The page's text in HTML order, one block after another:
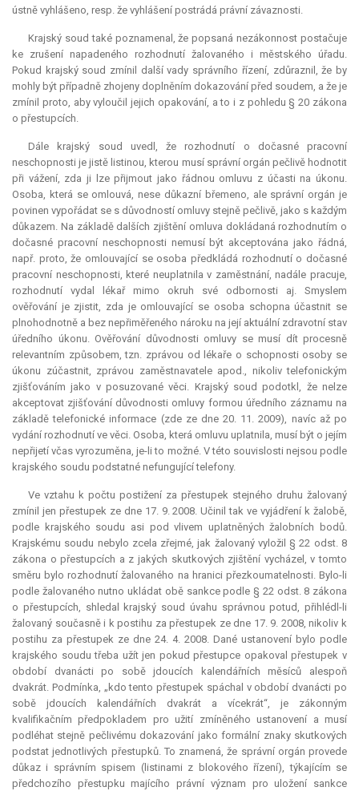
ústně vyhlášeno, resp. že vyhlášení postrádá právní závaznosti.
Krajský soud také poznamenal, že popsaná nezákonnost postačuje
ke zrušení napadeného rozhodnutí žalovaného i městského úřadu.
Pokud krajský soud zmínil další vady správního řízení, zdůraznil, že by
mohly být případně zhojeny doplněním dokazování před soudem, a že je
zmínil proto, aby vyloučil jejich opakování, a to i z pohledu § 20 zákona
o přestupcích.
Dále krajský soud uvedl, že rozhodnutí o dočasné pracovní
neschopnosti je jistě listinou, kterou musí správní orgán pečlivě hodnotit
při vážení, zda ji lze přijmout jako řádnou omluvu z účasti na úkonu.
Osoba, která se omlouvá, nese důkazní břemeno, ale správní orgán je
povinen vypořádat se s důvodností omluvy stejně pečlivě, jako s každým
důkazem. Na základě dalších zjištění omluva dokládaná rozhodnutím o
dočasné pracovní neschopnosti nemusí být akceptována jako řádná,
např. proto, že omlouvající se osoba předkládá rozhodnutí o dočasné
pracovní neschopnosti, které neuplatnila v zaměstnání, nadále pracuje,
rozhodnutí vydal lékař mimo okruh své odbornosti aj. Smyslem
ověřování je zjistit, zda je omlouvající se osoba schopna účastnit se
plnohodnotně a bez nepřiměřeného nároku na její aktuální zdravotní stav
úředního úkonu. Ověřování důvodnosti omluvy se musí dít procesně
relevantním způsobem, tzn. zprávou od lékaře o schopnosti osoby se
úkonu zúčastnit, zprávou zaměstnavatele apod., nikoliv telefonickým
zjišťováním jako v posuzované věci. Krajský soud podotkl, že nelze
akceptovat zjišťování důvodnosti omluvy formou úředního záznamu na
základě telefonické informace (zde ze dne 20. 11. 2009), navíc až po
vydání rozhodnutí ve věci. Osoba, která omluvu uplatnila, musí být o jejím
nepřijetí včas vyrozuměna, je-li to možné. V této souvislosti nejsou podle
krajského soudu podstatné nefungující telefony.
Ve vztahu k počtu postižení za přestupek stejného druhu žalovaný
zmínil jen přestupek ze dne 17. 9. 2008. Učinil tak ve vyjádření k žalobě,
podle krajského soudu asi pod vlivem uplatněných žalobních bodů.
Krajskému soudu nebylo zcela zřejmé, jak žalovaný vyložil § 22 odst. 8
zákona o přestupcích a z jakých skutkových zjištění vycházel, v tomto
směru bylo rozhodnutí žalovaného na hranici přezkoumatelnosti. Bylo-li
podle žalovaného nutno ukládat obě sankce podle § 22 odst. 8 zákona
o přestupcích, shledal krajský soud úvahu správnou potud, přihlédl-li
žalovaný současně i k postihu za přestupek ze dne 17. 9. 2008, nikoliv k
postihu za přestupek ze dne 24. 4. 2008. Dané ustanovení bylo podle
krajského soudu třeba užít jen pokud přestupce opakoval přestupek v
období dvanácti po sobě jdoucích kalendářních měsíců alespoň
dvakrát. Podmínka, „kdo tento přestupek spáchal v období dvanácti po
sobě jdoucích kalendářních dvakrát a vícekrát“, je zákonným
kvalifikačním předpokladem pro užití zmíněného ustanovení a musí
podléhat stejně pečlivému dokazování jako formální znaky skutkových
podstat jednotlivých přestupků. To znamená, že správní orgán provede
důkaz i správním spisem (listinami z blokového řízení), týkajícím se
předchozího přestupku majícího právní význam pro uložení sankce